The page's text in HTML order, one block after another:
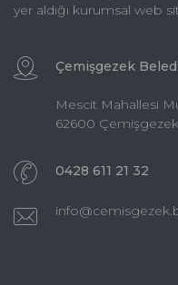
yer aldığı kurumsal web
Çemişgezek
Mescit Mahallesi
62600
0428 611 21 32